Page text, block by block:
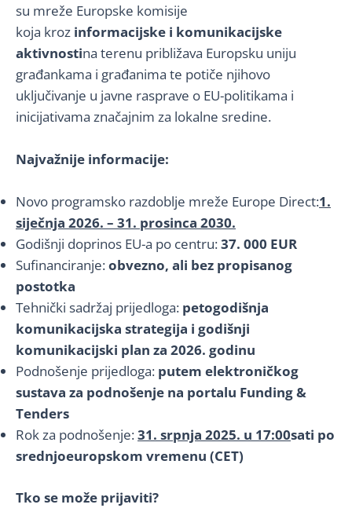
su mreže Europske komisije
koja kroz informacijske i komunikacijske
aktivnostina terenu približava Europsku uniju
građankama i građanima te potiče njihovo
uključivanje u javne rasprave o EU-politikama i
inicijativama značajnim za lokalne sredine.
Najvažnije informacije:
Novo programsko razdoblje mreže Europe Direct:1.
siječnja 2026. – 31. prosinca 2030.
Godišnji doprinos EU-a po centru:37. 000 EUR
Sufinanciranje:obvezno, ali bez propisanog
postotka
Tehnički sadržaj prijedloga: petogodišnja
komunikacijska strategija i godišnji
komunikacijski plan za 2026. godinu
Podnošenje prijedloga: putem elektroničkog
sustava za podnošenje na portalu Funding &
Tenders
Rok za podnošenje:31. srpnja 2025. u 17:00sati po
srednjoeuropskom vremenu (CET)
Tko se može prijaviti?